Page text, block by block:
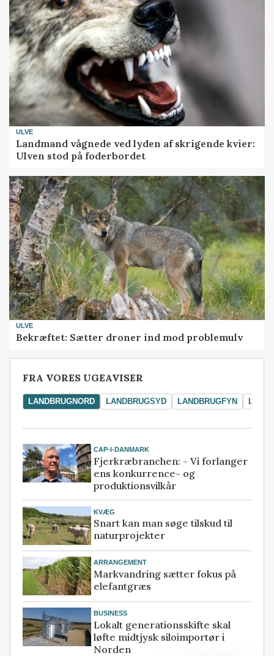
ULVE
Landmand vågnede ved lyden af skrigende kvier:
Ulven stod på foderbordet
ULVE
Bekræftet: Sætter droner ind mod problemulv
FRA VORES UGEAVISER
LANDBRUGNORD LANDBRUGSYD LANDBRUGFYN
CAP-I-DANMARK
Fjerkræbranchen: - Vi forlanger
ens konkurrence- og
produktionsvilkår
KVÆG
Snart kan man søge tilskud til
naturprojekter
ARRANGEMENT
Markvandring sætter fokus på
elefantgræs
BUSINESS
Lokalt generationsskifte skal
løfte midtjysk siloimportør i
Norden